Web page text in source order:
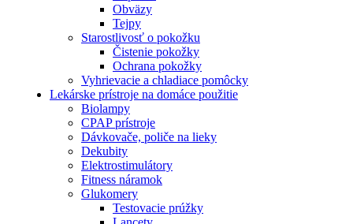
Obväzy
Tejpy
Starostlivosť o pokožku
Čistenie pokožky
Ochrana pokožky
Vyhrievacie a chladiace pomôcky
Lekárske prístroje na domáce použitie
Biolampy
CPAP prístroje
Dávkovače, poliče na lieky
Dekubity
Elektrostimulátory
Fitness náramok
Glukomery
Testovacie prúžky